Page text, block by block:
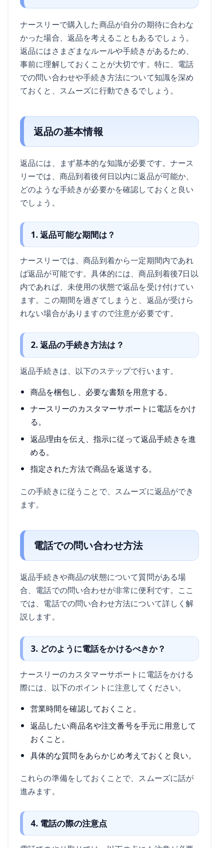
ナースリーで購入した商品が自分の期待に合わな
かった場合、返品を考えることもあるでしょう。
返品にはさまざまなルールや手続きがあるため、
事前に理解しておくことが大切です。特に、電話
での問い合わせや手続き方法について知識を深め
ておくと、スムーズに行動できるでしょう。
返品の基本情報
返品には、まず基本的な知識が必要です。ナース
リーでは、商品到着後何日以内に返品が可能か、
どのような手続きが必要かを確認しておくと良い
でしょう。
1. 返品可能な期間は？
ナースリーでは、商品到着から一定期間内であれ
ば返品が可能です。具体的には、商品到着後7日以
内であれば、未使用の状態で返品を受け付けてい
ます。この期間を過ぎてしまうと、返品が受けら
れない場合がありますので注意が必要です。
2. 返品の手続き方法は？
返品手続きは、以下のステップで行います。
商品を梱包し、必要な書類を用意する。
ナースリーのカスタマーサポートに電話をかけ
る。
返品理由を伝え、指示に従って返品手続きを進
める。
指定された方法で商品を返送する。
この手続きに従うことで、スムーズに返品ができ
ます。
電話での問い合わせ方法
返品手続きや商品の状態について質問がある場
合、電話での問い合わせが非常に便利です。ここ
では、電話での問い合わせ方法について詳しく解
説します。
3. どのように電話をかけるべきか？
ナースリーのカスタマーサポートに電話をかける
際には、以下のポイントに注意してください。
営業時間を確認しておくこと。
返品したい商品名や注文番号を手元に用意して
おくこと。
具体的な質問をあらかじめ考えておくと良い。
これらの準備をしておくことで、スムーズに話が
進みます。
4. 電話の際の注意点